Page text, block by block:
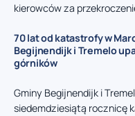
kierowców za
70 lat od katastrofy w
Begijnendijk i Tremelo
górników
Gminy Begijnendijk i
siedemdziesiątą rocznicę